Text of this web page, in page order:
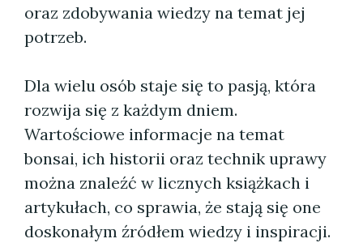
oraz zdobywania wiedzy na temat jej
potrzeb.
Dla wielu osób staje się to pasją, która
rozwija się z każdym dniem.
Wartościowe informacje na temat
bonsai, ich historii oraz technik uprawy
można znaleźć w licznych książkach i
artykułach, co sprawia, że stają się one
doskonałym źródłem wiedzy i inspiracji.